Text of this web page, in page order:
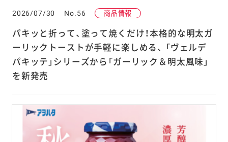
2026/07/30 No.56 商品情報
パキッと折って、塗って焼くだけ！本格的な明太ガ
ーリックトーストが手軽に楽しめる、 「ヴェルデ
パキッテ」シリーズから「ガーリック＆明太風味」
を新発売